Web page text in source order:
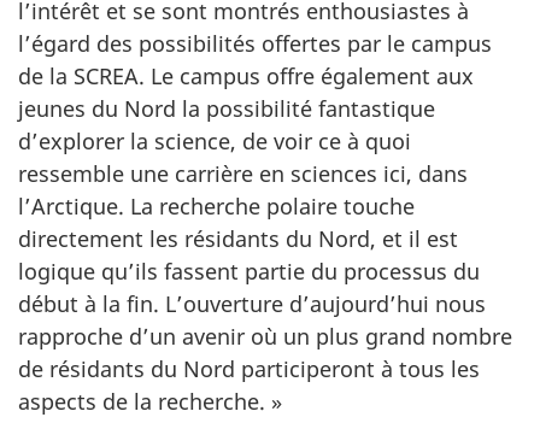
l’intérêt et se sont montrés enthousiastes à
l’égard des possibilités offertes par le campus
de la SCREA. Le campus offre également aux
jeunes du Nord la possibilité fantastique
d’explorer la science, de voir ce à quoi
ressemble une carrière en sciences ici, dans
l’Arctique. La recherche polaire touche
directement les résidants du Nord, et il est
logique qu’ils fassent partie du processus du
début à la fin. L’ouverture d’aujourd’hui nous
rapproche d’un avenir où un plus grand nombre
de résidants du Nord participeront à tous les
aspects de la recherche. »